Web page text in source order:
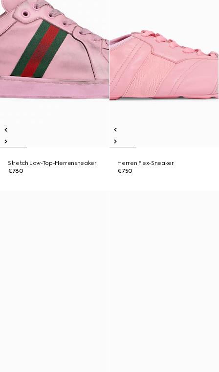
Stretch Low-Top-Herrensneaker
€780
Herren Flex-Sneaker
€750